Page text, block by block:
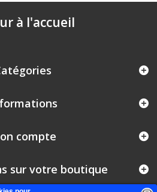
à l'accueil
compte
sur votre boutique